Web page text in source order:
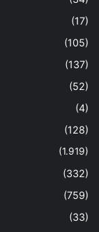
(17)
(105)
(137)
(52)
(4)
(128)
(1.919)
(332)
(759)
(33)